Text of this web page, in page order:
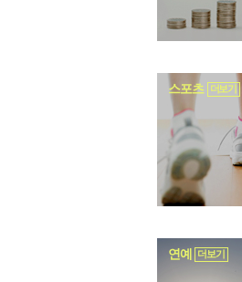
스포츠 더보기
연예 더보기